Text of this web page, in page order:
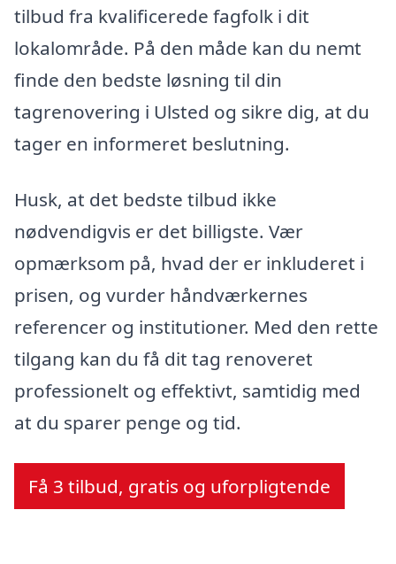
tilbud fra kvalificerede fagfolk i dit
lokalområde. På den måde kan du nemt
finde den bedste løsning til din
tagrenovering i Ulsted og sikre dig, at du
tager en informeret beslutning.
Husk, at det bedste tilbud ikke
nødvendigvis er det billigste. Vær
opmærksom på, hvad der er inkluderet i
prisen, og vurder håndværkernes
referencer og institutioner. Med den rette
tilgang kan du få dit tag renoveret
professionelt og effektivt, samtidig med
at du sparer penge og tid.
Få 3 tilbud, gratis og uforpligtende